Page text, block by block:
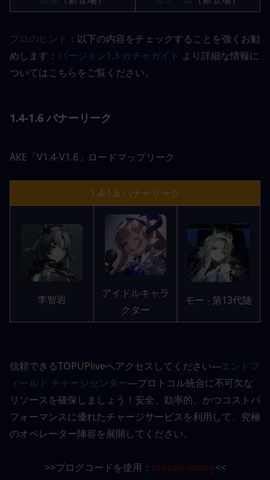
プロのヒント ：以下の内容をチェックすることを強くお勧
めします： バージョン1.3 ガチャガイド より詳細な情報に
ついてはこちらをご覧ください。
1.4-1.6 バナーリーク
AKE「V1.4-V1.6」ロードマップリーク
1.4-1.6 バナーリーク
李智岩
アイドルキャラ
クター
モー - 第13代随
信頼できるTOPUPliveへアクセスしてください—エンドフ
ィールド チャージセンター—プロトコル統合に不可欠な
リソースを確保しましょう！安全、効率的、かつコストパ
フォーマンスに優れたチャージサービスを利用して、究極
のオペレーター陣容を展開してください。
>>ブログコードを使用： topupliveblog<<